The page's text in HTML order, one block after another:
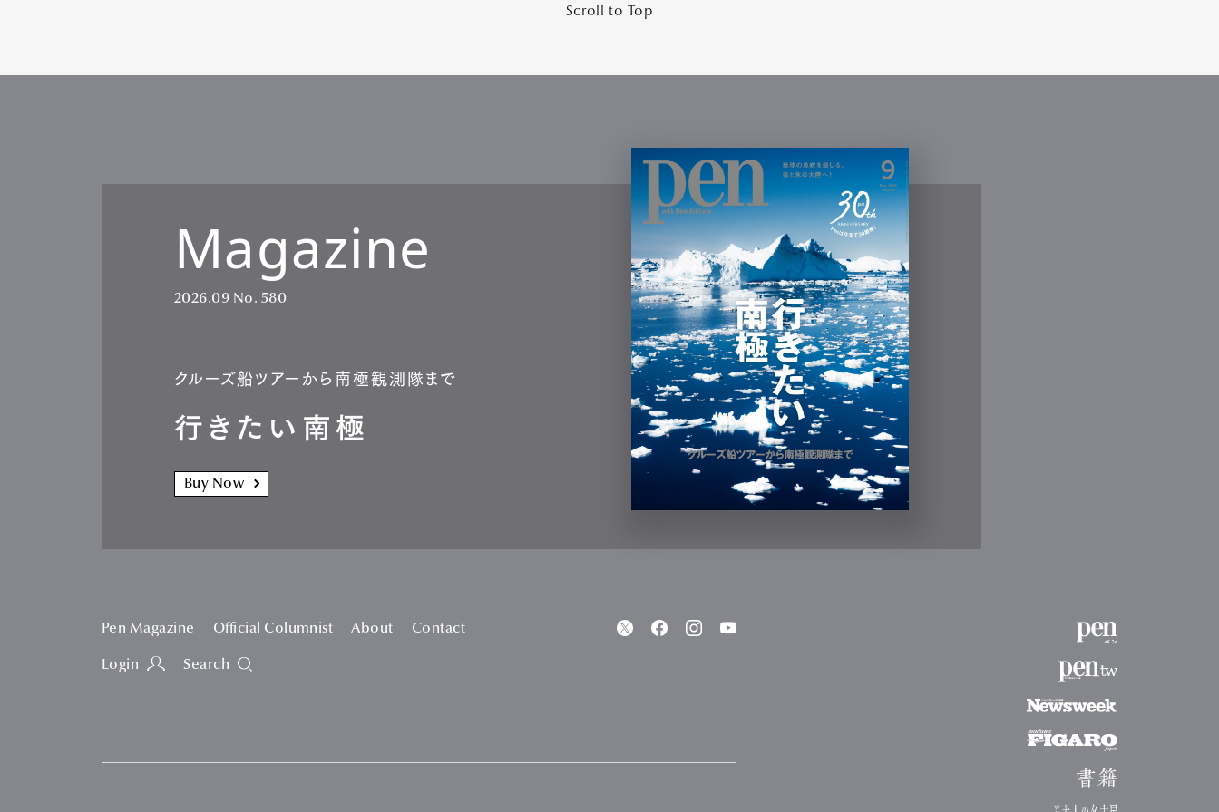
Scroll to Top
Magazine
2026.09 No. 580
クルーズ船ツアーから南極観測隊まで
行きたい南極
Buy Now
Pen Magazine Official Columnist About Contact
Login Search